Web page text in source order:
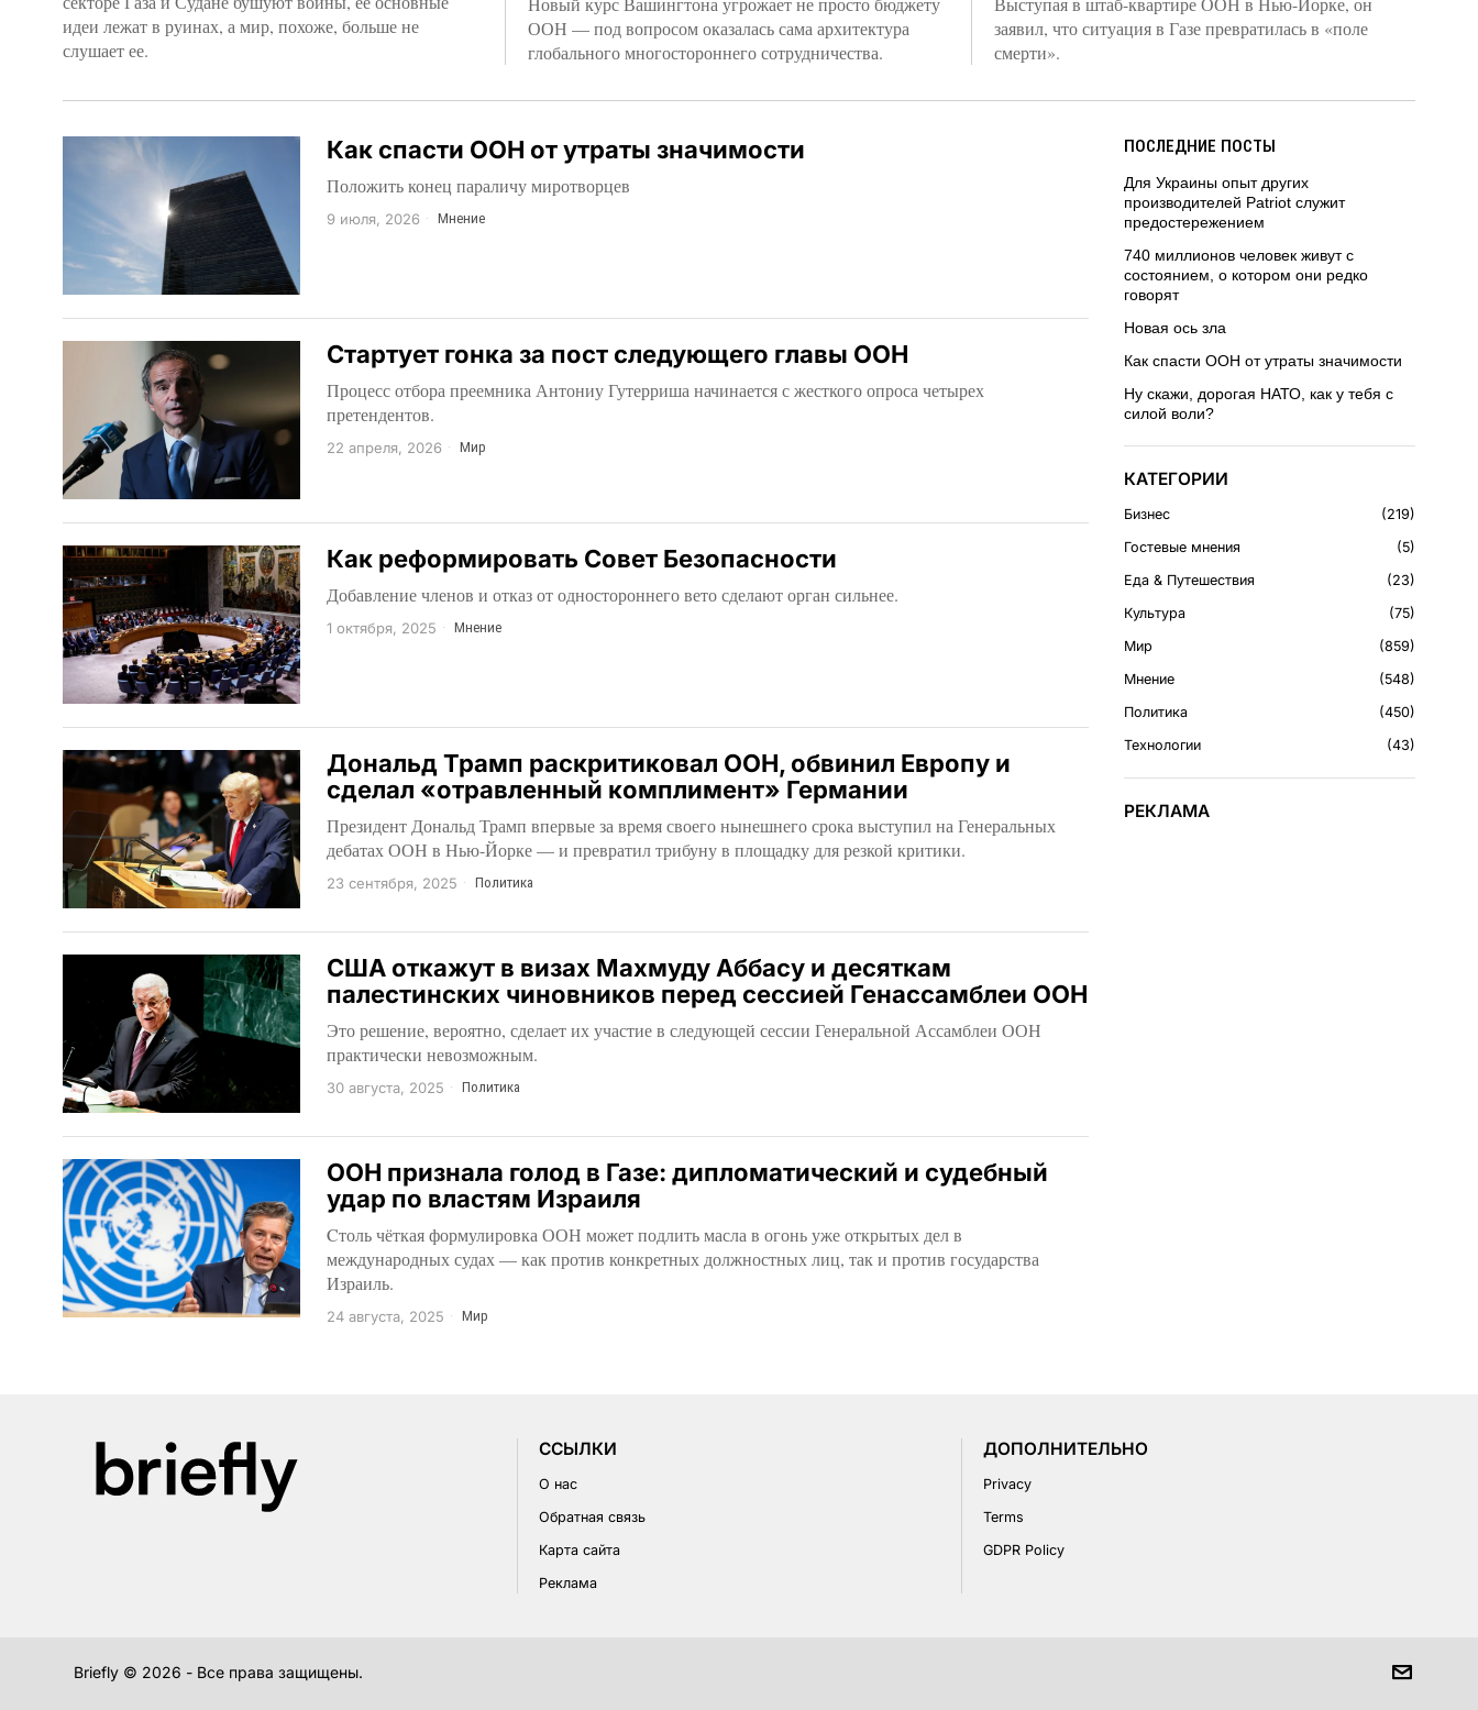
идеи лежат в руинах, а мир, похоже, больше не
слушает ее.
ООН — под вопросом оказалась сама архитектура
глобального многостороннего сотрудничества.
заявил, что ситуация в Газе превратилась в «поле
смерти».
Как спасти ООН от утраты значимости
Положить конец параличу миротворцев
9 июля, 2026 Мнение
Стартует гонка за пост следующего главы ООН
Процесс отбора преемника Антониу Гутерриша начинается с жесткого опроса четырех
претендентов.
22 апреля, 2026 Мир
Как реформировать Совет Безопасности
Добавление членов и отказ от одностороннего вето сделают орган сильнее.
1 октября, 2025 Мнение
Дональд Трамп раскритиковал ООН, обвинил Европу и
сделал «отравленный комплимент» Германии
Президент Дональд Трамп впервые за время своего нынешнего срока выступил на Генеральных
дебатах ООН в Нью-Йорке — и превратил трибуну в площадку для резкой критики.
23 сентября, 2025 Политика
США откажут в визах Махмуду Аббасу и десяткам
палестинских чиновников перед сессией Генассамблеи ООН
Это решение, вероятно, сделает их участие в следующей сессии Генеральной Ассамблеи ООН
практически невозможным.
30 августа, 2025 Политика
ООН признала голод в Газе: дипломатический и судебный
удар по властям Израиля
Cтоль чёткая формулировка ООН может подлить масла в огонь уже открытых дел в
международных судах — как против конкретных должностных лиц, так и против государства
Израиль.
24 августа, 2025 Мир
ПОСЛЕДНИЕ ПОСТЫ
Для Украины опыт других
производителей Patriot служит
предостережением
740 миллионов человек живут с
состоянием, о котором они редко
говорят
Новая ось зла
Как спасти ООН от утраты значимости
Ну скажи, дорогая НАТО, как у тебя с
силой воли?
КАТЕГОРИИ
Бизнес
219
Гостевые мнения
5
Еда & Путешествия
23
Культура
75
Мир
859
Мнение
548
Политика
450
Технологии
43
РЕКЛАМА
CСЫЛКИ
О нас
Обратная связь
Карта сайта
Реклама
ДОПОЛНИТЕЛЬНО
Privacy
Terms
GDPR Policy
Briefly © 2026 - Все права защищены.